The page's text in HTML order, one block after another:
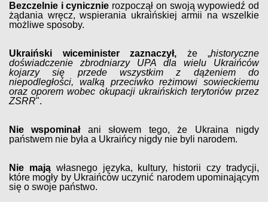
Bezczelnie i cynicznie rozpoczął on swoją wypowiedź od
żądania wręcz, wspierania ukraińskiej armii na wszelkie
możliwe sposoby.
Ukraiński wiceminister zaznaczył, że „historyczne
doświadczenie zbrodniarzy UPA dla wielu Ukraińców
kojarzy się przede wszystkim z dążeniem do
niepodległości, walką przeciwko reżimowi sowieckiemu
oraz oporem wobec okupacji ukraińskich terytoriów przez
ZSRR".
Nie wspominałani słowem tego, że Ukraina nigdy
państwem nie była a Ukraińcy nigdy nie byli narodem.
Nie mają własnego języka, kultury, historii czy tradycji,
które mogły by Ukraińców uczynić narodem upominającym
się o swoje państwo.